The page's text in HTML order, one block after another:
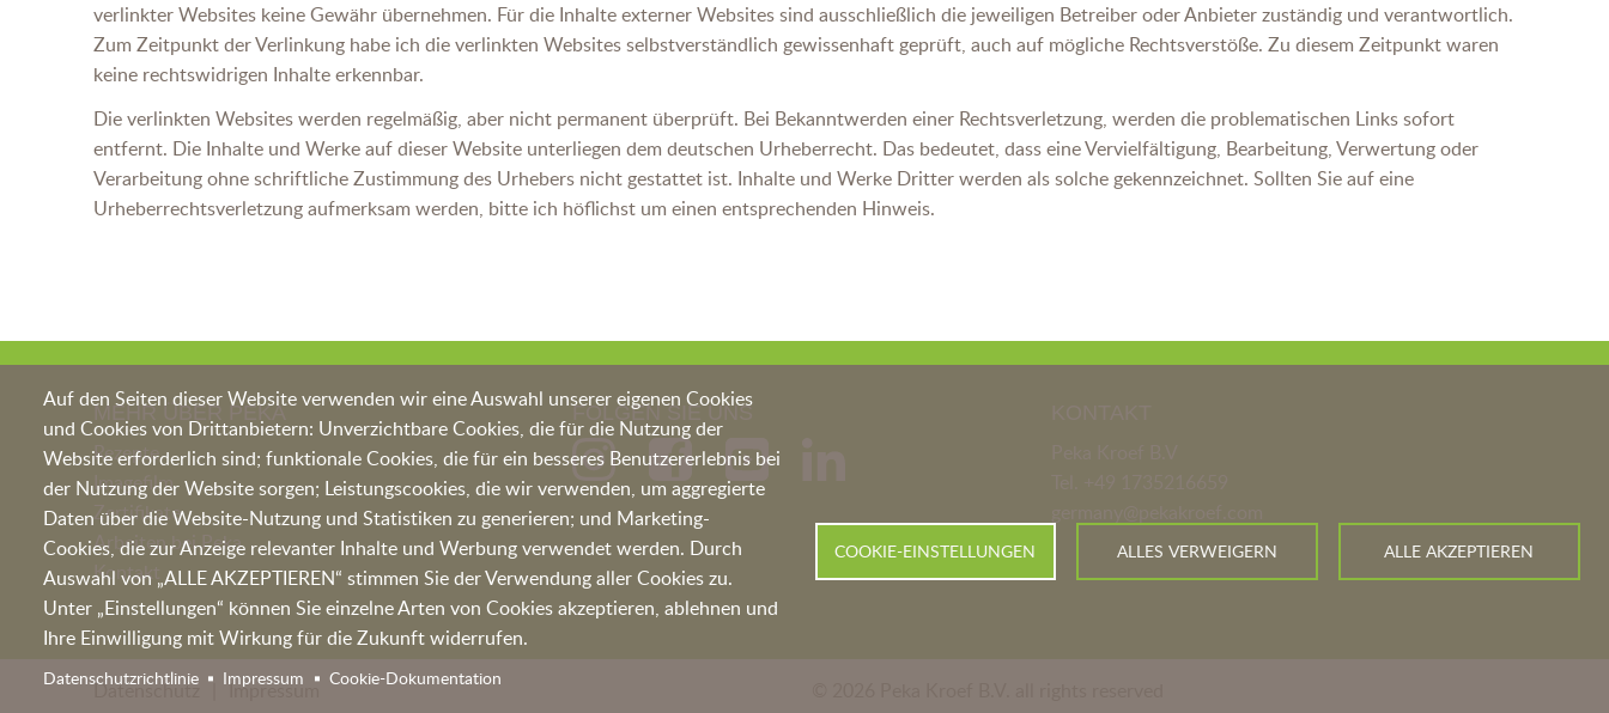
verlinkter Websites keine Gewähr übernehmen. Für die Inhalte externer Websites sind ausschließlich die jeweiligen Betreiber oder Anbieter zuständig und verantwortlich.
Zum Zeitpunkt der Verlinkung habe ich die verlinkten Websites selbstverständlich gewissenhaft geprüft, auch auf mögliche Rechtsverstöße. Zu diesem Zeitpunkt waren
keine rechtswidrigen Inhalte erkennbar.
Die verlinkten Websites werden regelmäßig, aber nicht permanent überprüft. Bei Bekanntwerden einer Rechtsverletzung, werden die problematischen Links sofort
entfernt. Die Inhalte und Werke auf dieser Website unterliegen dem deutschen Urheberrecht. Das bedeutet, dass eine Vervielfältigung, Bearbeitung, Verwertung oder
Verarbeitung ohne schriftliche Zustimmung des Urhebers nicht gestattet ist. Inhalte und Werke Dritter werden als solche gekennzeichnet. Sollten Sie auf eine
Urheberrechtsverletzung aufmerksam werden, bitte ich höflichst um einen entsprechenden Hinweis.
Auf den Seiten dieser Website verwenden wir eine Auswahl unserer eigenen Cookies
und Cookies von Drittanbietern: Unverzichtbare Cookies, die für die Nutzung der
Website erforderlich sind; funktionale Cookies, die für ein besseres Benutzererlebnis bei
der Nutzung der Website sorgen; Leistungscookies, die wir verwenden, um aggregierte
Daten über die Website-Nutzung und Statistiken zu generieren; und Marketing-
Cookies, die zur Anzeige relevanter Inhalte und Werbung verwendet werden. Durch
Auswahl von „ALLE AKZEPTIEREN“ stimmen Sie der Verwendung aller Cookies zu.
Unter „Einstellungen“ können Sie einzelne Arten von Cookies akzeptieren, ablehnen und
Ihre Einwilligung mit Wirkung für die Zukunft widerrufen.
Datenschutzrichtlinie Impressum Cookie-Dokumentation
COOKIE-EINSTELLUNGEN ALLES VERWEIGERN ALLE AKZEPTIEREN
MEHR ÜBER PEKA
Rezepte
Imagefilm
Zertifikate
Arbeiten bei Peka
Kontakt
FOLGEN SIE UNS
Datenschutz Impressum